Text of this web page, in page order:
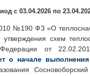
с 03.04.2026 по
№190 ФЗ «О
схем
Федерации от
о начале
Сосновоборский